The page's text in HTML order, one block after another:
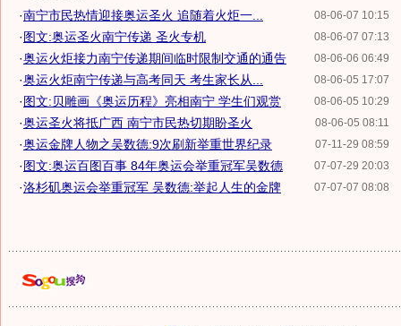
08-06-07 10:15
·南宁市民热情迎接奥运圣火 追随着火炬一...
08-06-07 07:13
·图文:奥运圣火南宁传递 圣火专机
08-06-06 06:49
·奥运火炬接力南宁传递期间临时限制交通的通告
08-06-05 17:07
·奥运火炬南宁传递与高考同天 考生家长从...
08-06-05 10:29
·图文:贝雕画《奥运历程》亮相南宁 学生们观赏
08-06-05 08:11
·奥运圣火将抵广西 南宁市民热切期盼圣火
07-11-29 08:59
·奥运金牌人物之吴数德:9次刷新举重世界纪录
07-07-29 20:03
·图文:奥运百图百事 84年奥运会举重冠军吴数德
07-07-07 08:08
·洛杉矶奥运会举重冠军 吴数德:举起人生的金牌